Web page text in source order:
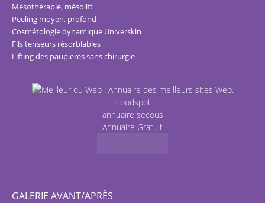
Mésothérapie, mésolift
Peeling moyen, profond
Cosmétologie dynamique Universkin
Fils tenseurs résorblables
Lifting des paupieres sans chirurgie
Hoodspot
annuaire secous
Annuaire Gratuit
GALERIE AVANT/APRÈS